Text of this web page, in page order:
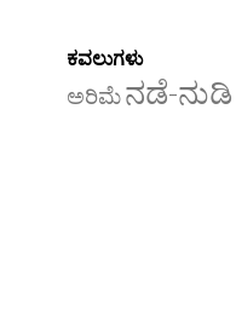
ಕವಲುಗಳು
ಅರಿಮೆನಡೆ-ನುಡಿ